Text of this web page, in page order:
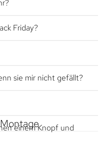
Friday?
sie mir nicht gefällt?
einem Knopf und